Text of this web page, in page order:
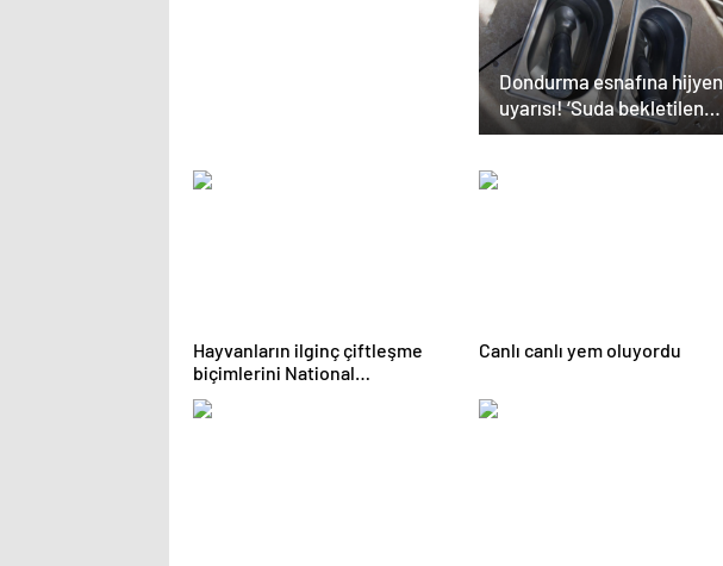
Dondurma esnafına hijyen
uyarısı! ‘Suda bekletilen
kaşık çapraz bulaşmaya
Hayvanların ilginç çiftleşme
biçimlerini National
Geographic görüntüledi.
Canlı canlı yem oluyordu